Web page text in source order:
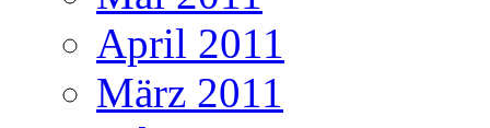
April 2011
März 2011